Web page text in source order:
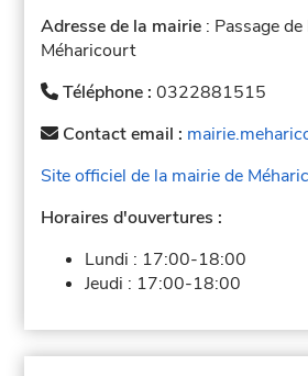
Adresse de la mairie : Passage
Méharicourt
Téléphone :0322881515
Contact email :
Site officiel de la mairie de
Horaires d'ouvertures :
Lundi : 17:00-18:00
Jeudi : 17:00-18:00